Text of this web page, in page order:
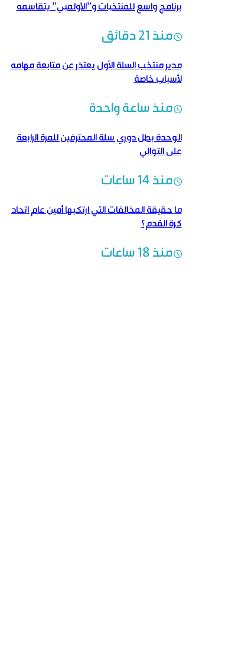
برنامج واسع للمنتخبات و”الأولمبي” يتقاسمه
منذ 21 دقائق
مدير منتخب السلة الأول يعتذر عن متابعة مهامه
لأسباب خاصة
منذ ساعة واحدة
الوحدة بطل دوري سلة المحترفين للمرة الرابعة
على التوالي
منذ 14 ساعات
ما حقيقة المخالفات التي ارتكبها أمين عام اتحاد
كرة القدم؟
منذ 18 ساعات